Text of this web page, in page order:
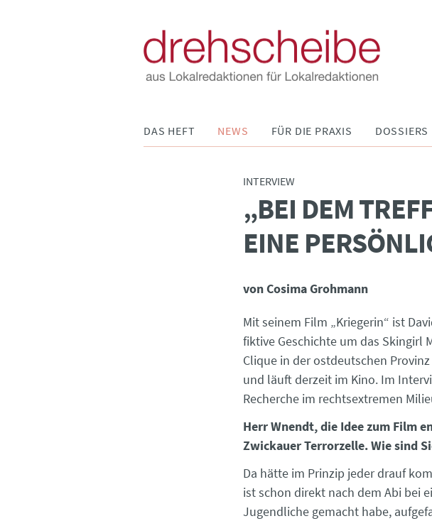
DAS HEFT NEWS FÜR DIE PRAXIS DOSSIERS
INTERVIEW
„BEI DEM
EINE
von Cosima Grohmann
Mit seinem Film „Kriegerin“ ist
fiktive Geschichte um das Skingirl
Clique in der ostdeutschen
und läuft derzeit im Kino. Im
Recherche im rechtsextremen
Herr Wnendt, die Idee zum Film
Zwickauer Terrorzelle. Wie sind
Da hätte im Prinzip jeder drauf
ist schon direkt nach dem Abi bei
Jugendliche gemacht habe,